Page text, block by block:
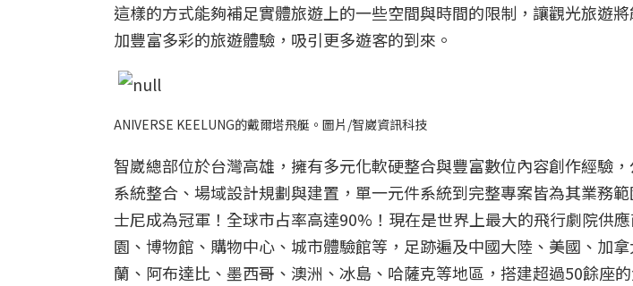
這樣的方式能夠補足實體旅遊上的一些空間與時間的限制，讓觀光旅遊
加豐富多彩的旅遊體驗，吸引更多遊客的到來。
ANIVERSE KEELUNG的戴爾塔飛艇。圖片/智崴資訊科技
智崴總部位於台灣高雄，擁有多元化軟硬整合與豐富數位內容創作經驗
系統整合、場域設計規劃與建置，單一元件系統到完整專案皆為其業務
士尼成為冠軍！全球市占率高達90%！現在是世界上最大的飛行劇院供
園、博物館、購物中心、城市體驗館等，足跡遍及中國大陸、美國、加
蘭、阿布達比、墨西哥、澳洲、冰島、哈薩克等地區，搭建超過50餘座